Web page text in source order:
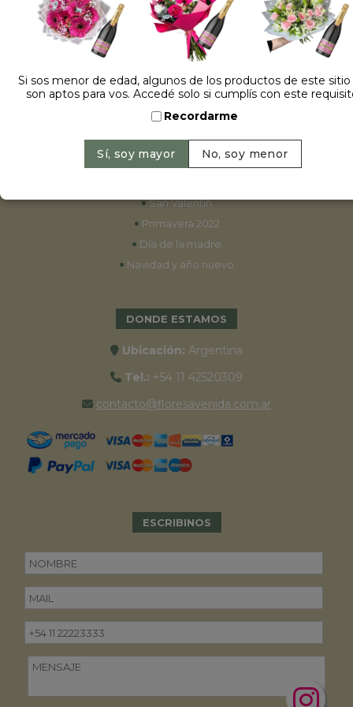
ESPECIALES
•Cumpleaños
•15 años
• Bodas
•Aniversarios
•Graduaciones
•San Valentín
• Primavera 2022
• Día de la madre
• Navidad y año nuevo
DONDE ESTAMOS
Ubicación: Argentina
Tel.: +54 11 42520309
contacto@floresavenida.com.ar
ESCRIBINOS
Si sos menor de edad, algunos de los productos de este
son aptos para vos. Accedé solo si cumplís con este
Recordarme